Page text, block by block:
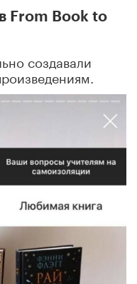
From Book to
создавали